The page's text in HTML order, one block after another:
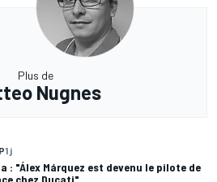
Plus de
Nugnes
1 j
: "Álex Márquez est devenu le pilote de
chez Ducati"